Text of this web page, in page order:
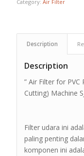
Category: Air Filter
Description
Description
” Air Filter for
Cutting) Machine
Filter udara ini
paling penting
komponen ini